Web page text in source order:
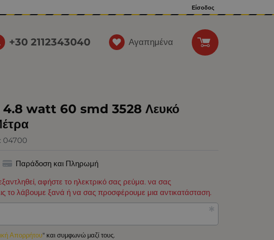
Είσοδος
+30 2112343040 Αγαπημένα
4.8 watt 60 smd 3528 Λευκό
04700
Παράδοση και Πληρωμή
αφήστε το ηλεκτρικό σας ρεύμα. να σας
το λάβουμε ξανά ή να σας προσφέρουμε μια αντικατάσταση.
Απορρήτου" και συμφωνώ μαζί τους.